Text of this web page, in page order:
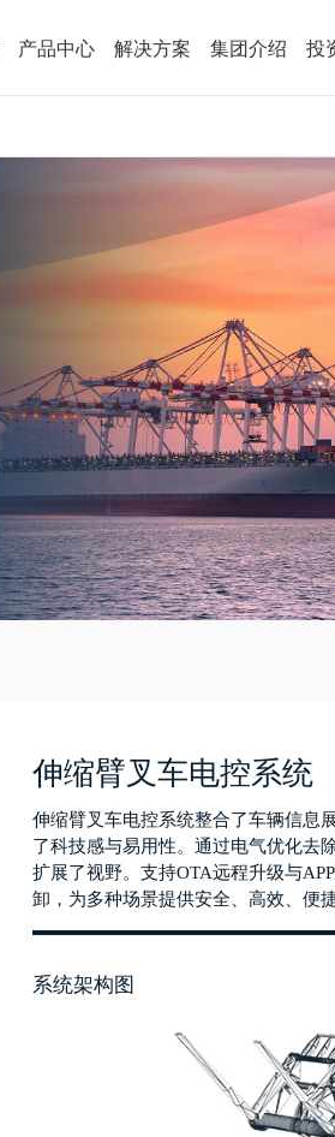
产品中心 解决方案 集团介绍 投
伸缩臂叉车电控系统
伸缩臂叉车电控系统整合了车辆信息
了科技感与易用性。通过电气优化去
扩展了视野。支持OTA远程升级与
卸，为多种场景提供安全、高效、便
系统架构图